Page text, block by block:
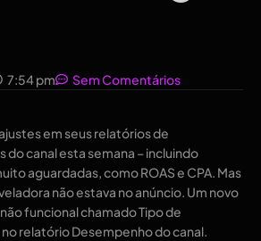
7:54 pm Sem Comentários
em seus relatórios de
do canal esta semana – incluindo
aguardadas, como ROAS e CPA. Mas
não estava no anúncio. Um novo
funcional chamado Tipo de
relatório Desempenho do canal.